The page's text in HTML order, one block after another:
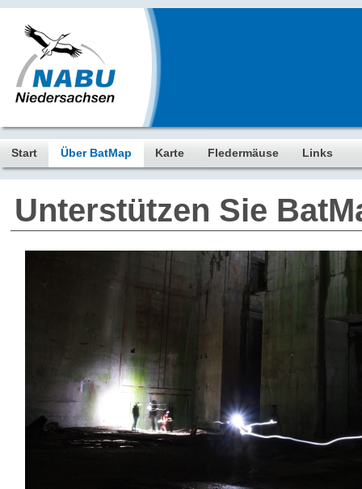
Start Über BatMap Karte Fledermäuse Links
Unterstützen Sie